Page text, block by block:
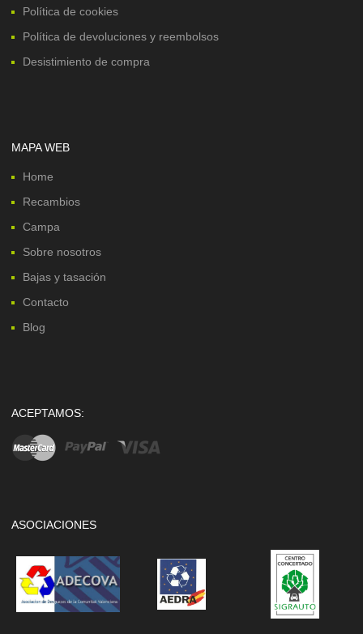
Política de cookies
Política de devoluciones y reembolsos
Desistimiento de compra
MAPA WEB
Home
Recambios
Campa
Sobre nosotros
Bajas y tasación
Contacto
Blog
ACEPTAMOS:
ASOCIACIONES